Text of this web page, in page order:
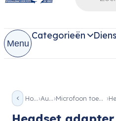
Menu
Categorieën
Home Audio Microfoon toebehoren